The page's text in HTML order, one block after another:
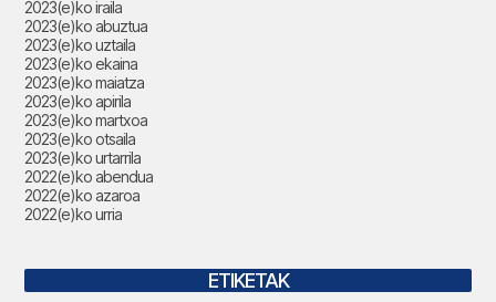
2023(e)ko iraila
2023(e)ko abuztua
2023(e)ko uztaila
2023(e)ko ekaina
2023(e)ko maiatza
2023(e)ko apirila
2023(e)ko martxoa
2023(e)ko otsaila
2023(e)ko urtarrila
2022(e)ko abendua
2022(e)ko azaroa
2022(e)ko urria
ETIKETAK